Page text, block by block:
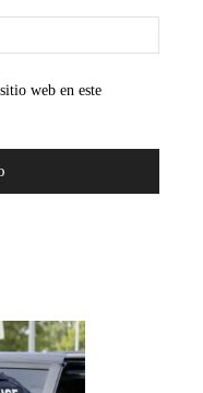
web:
web en este